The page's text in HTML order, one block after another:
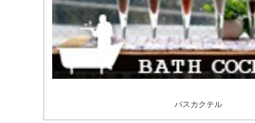
バスカクテル